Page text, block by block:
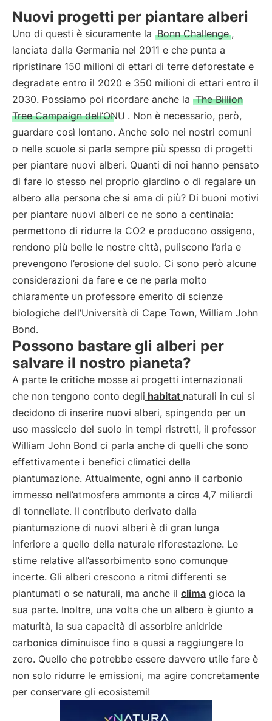
Nuovi progetti per piantare alberi
Uno di questi è sicuramente la Bonn Challenge ,
lanciata dalla Germania nel 2011 e che punta a
ripristinare 150 milioni di ettari di terre deforestate e
degradate entro il 2020 e 350 milioni di ettari entro il
2030. Possiamo poi ricordare anche la The Billion
Tree Campaign dell’ONU . Non è necessario, però,
guardare così lontano. Anche solo nei nostri comuni
o nelle scuole si parla sempre più spesso di progetti
per piantare nuovi alberi. Quanti di noi hanno pensato
di fare lo stesso nel proprio giardino o di regalare un
albero alla persona che si ama di più? Di buoni motivi
per piantare nuovi alberi ce ne sono a centinaia:
permettono di ridurre la CO2 e producono ossigeno,
rendono più belle le nostre città, puliscono l’aria e
prevengono l’erosione del suolo. Ci sono però alcune
considerazioni da fare e ce ne parla molto
chiaramente un professore emerito di scienze
biologiche dell’Università di Cape Town, William John
Bond.
Possono bastare gli alberi per
salvare il nostro pianeta?
A parte le critiche mosse ai progetti internazionali
che non tengono conto degli habitat naturali in cui si
decidono di inserire nuovi alberi, spingendo per un
uso massiccio del suolo in tempi ristretti, il professor
William John Bond ci parla anche di quelli che sono
effettivamente i benefici climatici della
piantumazione. Attualmente, ogni anno il carbonio
immesso nell’atmosfera ammonta a circa 4,7 miliardi
di tonnellate. Il contributo derivato dalla
piantumazione di nuovi alberi è di gran lunga
inferiore a quello della naturale riforestazione. Le
stime relative all’assorbimento sono comunque
incerte. Gli alberi crescono a ritmi differenti se
piantumati o se naturali, ma anche il clima gioca la
sua parte. Inoltre, una volta che un albero è giunto a
maturità, la sua capacità di assorbire anidride
carbonica diminuisce fino a quasi a raggiungere lo
zero. Quello che potrebbe essere davvero utile fare è
non solo ridurre le emissioni, ma agire concretamente
per conservare gli ecosistemi!